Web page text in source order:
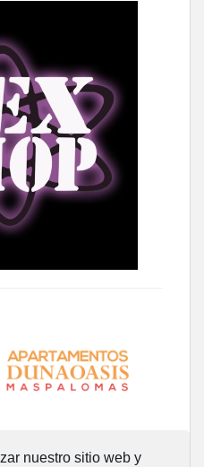
nuestro sitio web y